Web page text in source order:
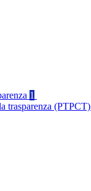
1
trasparenza (PTPCT)